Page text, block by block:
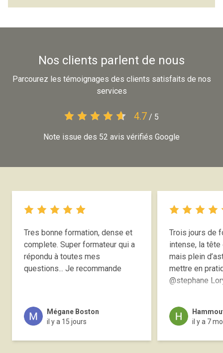
Nos clients parlent de nous
Parcourez les témoignages des clients satisfaits de nos
services
4.7 / 5
Note issue des 52 avis vérifiés Google
Tres bonne formation, dense et
complete. Super formateur qui a
répondu à toutes mes
questions... Je recommande
Mégane Boston
il y a 15 jours
Trois jours de
intense, la
mais plein
mettre en
@stephane
il y a 7